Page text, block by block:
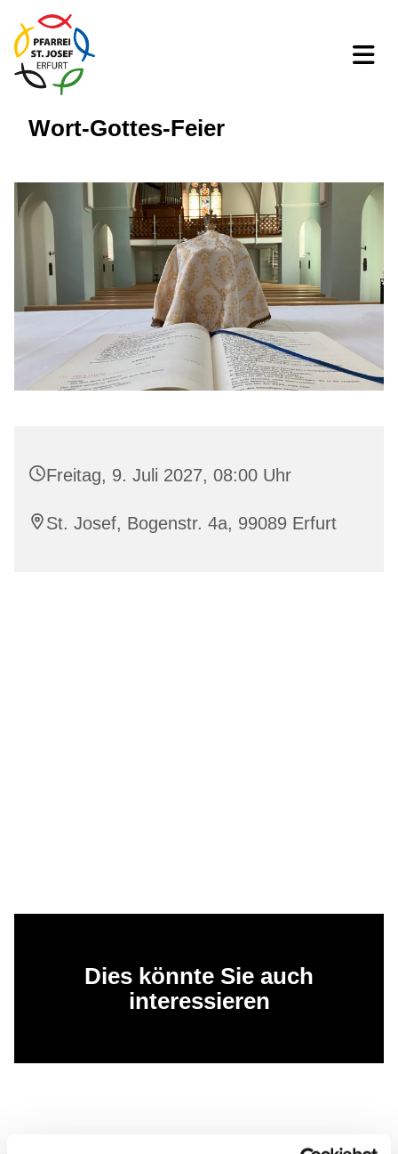
Wort-Gottes-Feier
Freitag, 9. Juli 2027, 08:00 Uhr
St. Josef, Bogenstr. 4a, 99089 Erfurt
Dies könnte Sie auch
interessieren